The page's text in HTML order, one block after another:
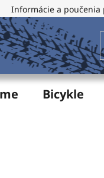
Informácie a
Bicykle